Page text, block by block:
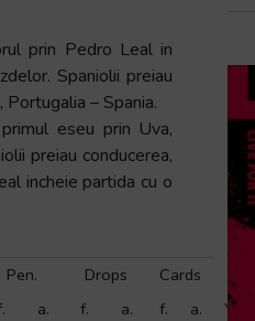
prin Pedro Leal in
Spaniolii preiau
– Spania.
eseu prin Uva,
preiau conducerea,
incheie partida cu o
Pen. Drops
Cards
a. f. a. f. a. Y.